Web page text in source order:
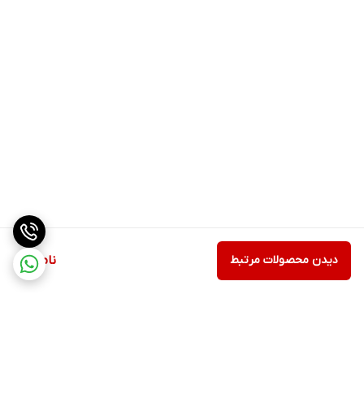
ناموجود دیدن محصولات مرتبط